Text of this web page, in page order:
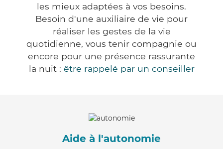
les mieux adaptées à vos besoins.
Besoin d'une auxiliaire de vie pour
réaliser les gestes de la vie
quotidienne, vous tenir compagnie ou
encore pour une présence rassurante
la nuit : être rappelé par un conseiller
Aide à l'autonomie